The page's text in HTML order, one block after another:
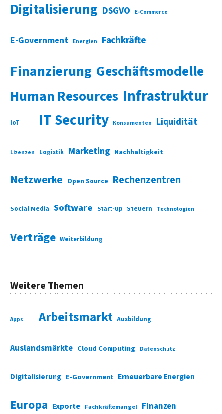
Digitalisierung DSGVO E-Commerce
E-Government Energien Fachkräfte
Finanzierung Geschäftsmodelle
Human Resources Infrastruktur
IoT IT Security Konsumenten Liquidität
Lizenzen Logistik Marketing Nachhaltigkeit
Netzwerke Open Source Rechenzentren
Social Media Software Start-up Steuern Technologien
Verträge Weiterbildung
Weitere Themen
Apps Arbeitsmarkt Ausbildung
Auslandsmärkte Cloud Computing Datenschutz
Digitalisierung E-Government Erneuerbare Energien
Europa Exporte Fachkräftemangel Finanzen